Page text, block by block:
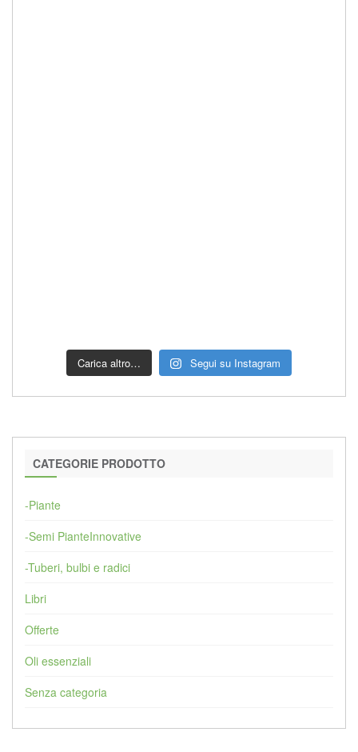
Carica altro… Segui su Instagram
CATEGORIE PRODOTTO
-Piante
-Semi PianteInnovative
-Tuberi, bulbi e radici
Libri
Offerte
Oli essenziali
Senza categoria